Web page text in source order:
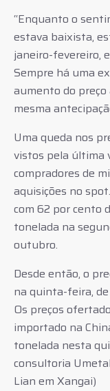
“Enquanto o
estava baixista,
janeiro-fevereiro,
Sempre há uma
aumento do preço
mesma
Uma queda nos
vistos pela última
compradores de
aquisições no
com 62 por cento
tonelada na
outubro.
Desde então, o
na quinta-feira,
Os preços
importado na
tonelada nesta
consultoria
Lian em Xangai)